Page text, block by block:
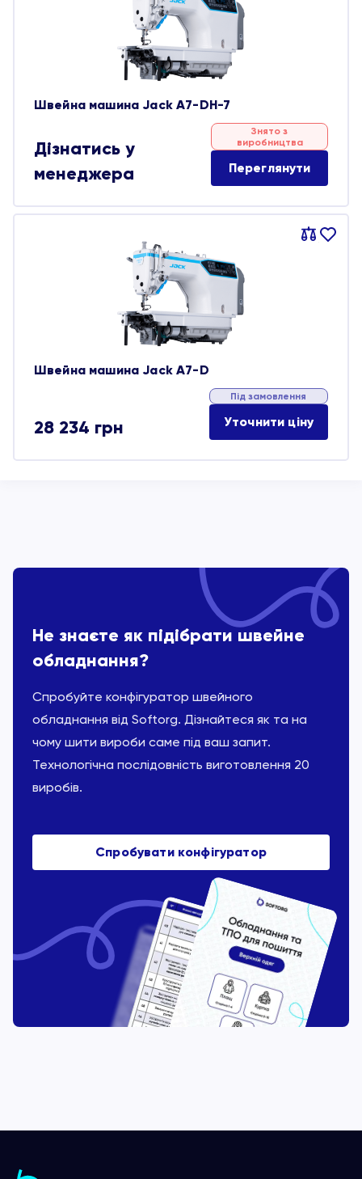
Швейна машина Jack A7-DH-7
Дізнатись у
менеджера
Знято з
виробництва
Переглянути
Порівняти
В
Швейна машина Jack A7-D
28 234 грн
Під замовлення
Уточнити ціну
Не знаєте як підібрати швейне
обладнання?
Спробуйте конфігуратор швейного
обладнання від Softorg. Дізнайтеся як та на
чому шити вироби саме під ваш запит.
Технологічна послідовність виготовлення 20
виробів.
Спробувати конфігуратор